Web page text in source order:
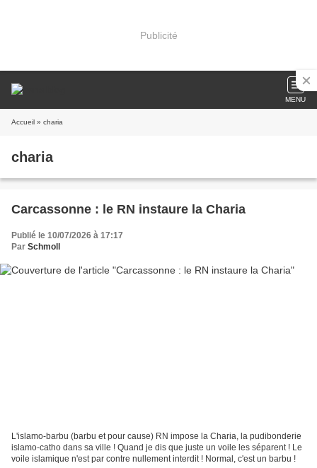
Publicité
MENU
Accueil » charia
charia
Carcassonne : le RN instaure la Charia
Publié le 10/07/2026 à 17:17
Par Schmoll
L'islamo-barbu (barbu et pour cause) RN impose la Charia, la pudibonderie
islamo-catho dans sa ville ! Quand je dis que juste un voile les séparent ! Le
voile islamique n'est par contre nullement interdit ! Normal, c'est un barbu !